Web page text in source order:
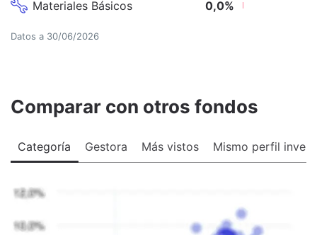
Materiales Básicos 0,0%
Datos a 30/06/2026
Comparar con otros fondos
Categoría Gestora Más vistos Mismo perfil